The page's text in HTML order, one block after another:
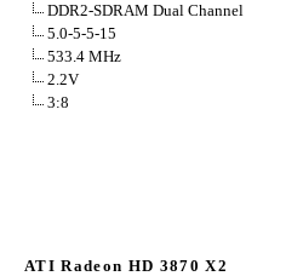
DDR2-SDRAM Dual Channel
5.0-5-5-15
533.4 MHz
2.2V
3:8
ATI Radeon HD 3870 X2